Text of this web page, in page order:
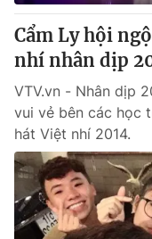
Cẩm Ly hội
nhí nhân dịp
VTV.vn - Nhân dịp
vui vẻ bên các học
hát Việt nhí 2014.